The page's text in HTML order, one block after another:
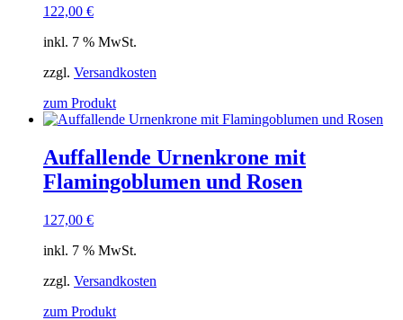
122,00 €
inkl. 7 % MwSt.
zzgl. Versandkosten
zum Produkt
Auffallende Urnenkrone mit
Flamingoblumen und Rosen
127,00 €
inkl. 7 % MwSt.
zzgl. Versandkosten
zum Produkt